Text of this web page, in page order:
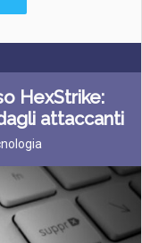
HexStrike:
attaccanti